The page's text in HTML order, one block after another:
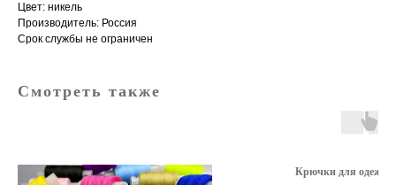
Цвет: никель
Производитель: Россия
Срок службы не ограничен
Смотреть также
Крючки для одежды